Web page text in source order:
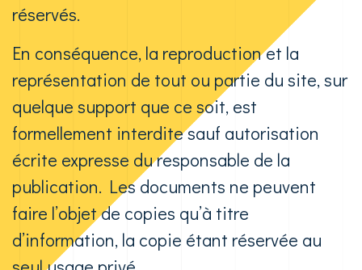
réservés.
En conséquence, la reproduction et la
représentation de tout ou partie du site, sur
quelque support que ce soit, est
formellement interdite sauf autorisation
écrite expresse du responsable de la
publication. Les documents ne peuvent
faire l’objet de copies qu’à titre
d’information, la copie étant réservée au